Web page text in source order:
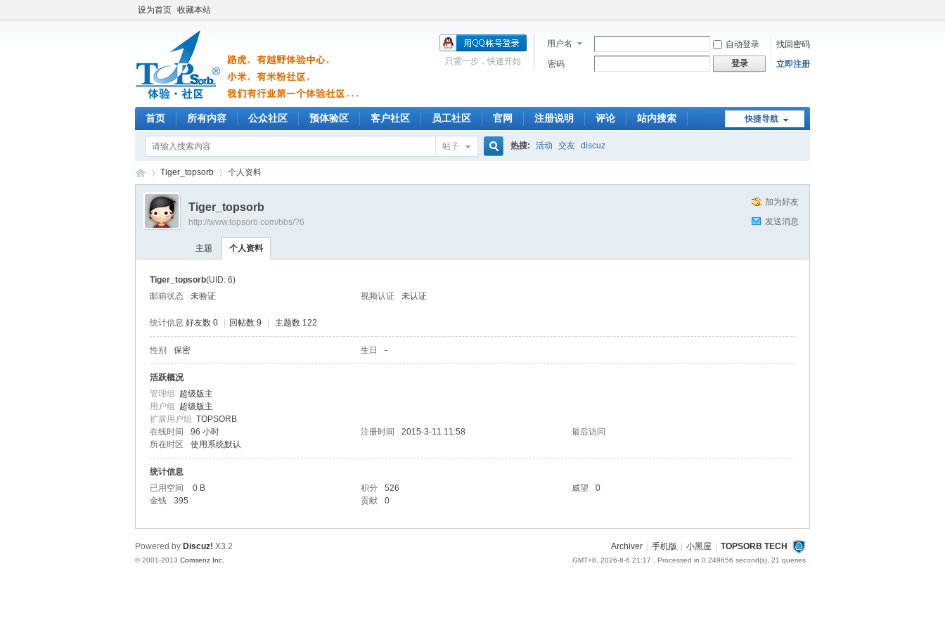
设为首页 收藏本站
用户名 自动登录
找回密码
密码
登录 立即注册
只需一步，快速开始
快捷导航
首页 所有内容 公众社区 预体验区 客户社区 员工社区 官网 注册说明 评论
站内搜索
帖子 热搜: 活动 交友 discuz
TO›
Tiger_topsorb 个人资料
加为好友
发送消息
Tiger_topsorb
http://www.topsorb.com/bbs/?6
主题 个人资料
Tiger_topsorb(UID: 6)
邮箱状态
未验证 视频认证 未认证
统计信息 好友数 0 回帖数 9 主题数 122
性别 保密 生日 -
活跃概况
管理组 超级版主
用户组 超级版主
扩展用户组 TOPSORB
在线时间
96 小时 注册时间 2015-3-11 11:58
最后访问
所在时区
使用系统默认
统计信息
已用空间
0 B 积分 526 威望
0
金钱
395 贡献 0
Archiver 手机版 小黑屋 TOPSORB TECH
GMT+8, 2026-8-6 21:17 , Processed in 0.249656 second(s), 21 queries .
Powered by Discuz! X3.2
© 2001-2013 Comsenz Inc.